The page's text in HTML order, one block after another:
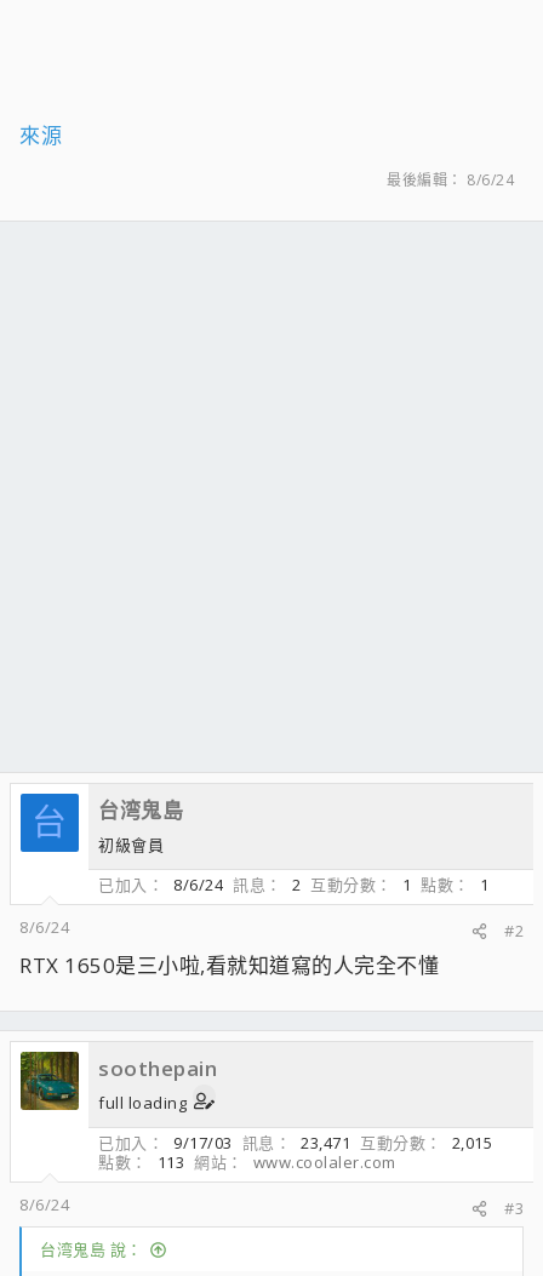
來源
最後編輯： 8/6/24
台 台湾鬼島
初級會員
已加入
8/6/24 訊息 2 互動分數 1 點數
1
8/6/24
#2
RTX 1650是三小啦,看就知道寫的人完全不懂
soothepain
full loading
已加入
9/17/03 訊息 23,471 互動分數
2,015
點數
113 網站
www.coolaler.com
8/6/24
#3
台湾鬼島 說：